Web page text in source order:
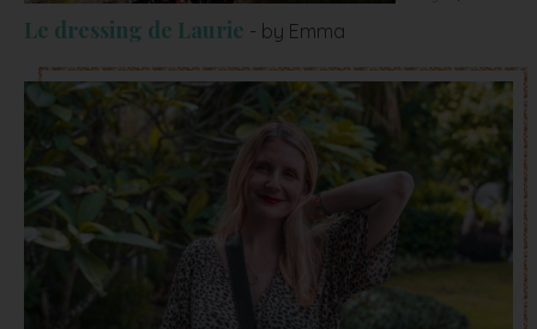
Le dressing de Laurie - by Emma